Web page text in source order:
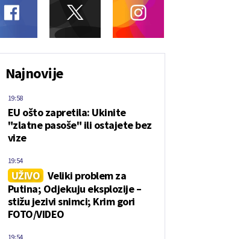
Najnovije
EU ošto zapretila: Ukinite
"zlatne pasoše" ili ostajete bez
vize
19:58
UŽIVO Veliki problem za
Putina; Odjekuju eksplozije –
stižu jezivi snimci; Krim gori
FOTO/VIDEO
19:54
19:54